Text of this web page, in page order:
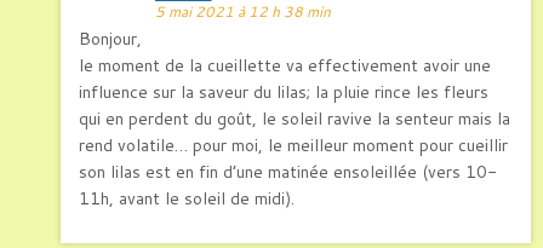
5 mai 2021 à 12 h 38 min
Bonjour,
le moment de la cueillette va effectivement avoir une
influence sur la saveur du lilas; la pluie rince les fleurs
qui en perdent du goût, le soleil ravive la senteur mais la
rend volatile… pour moi, le meilleur moment pour cueillir
son lilas est en fin d’une matinée ensoleillée (vers 10-
11h, avant le soleil de midi).